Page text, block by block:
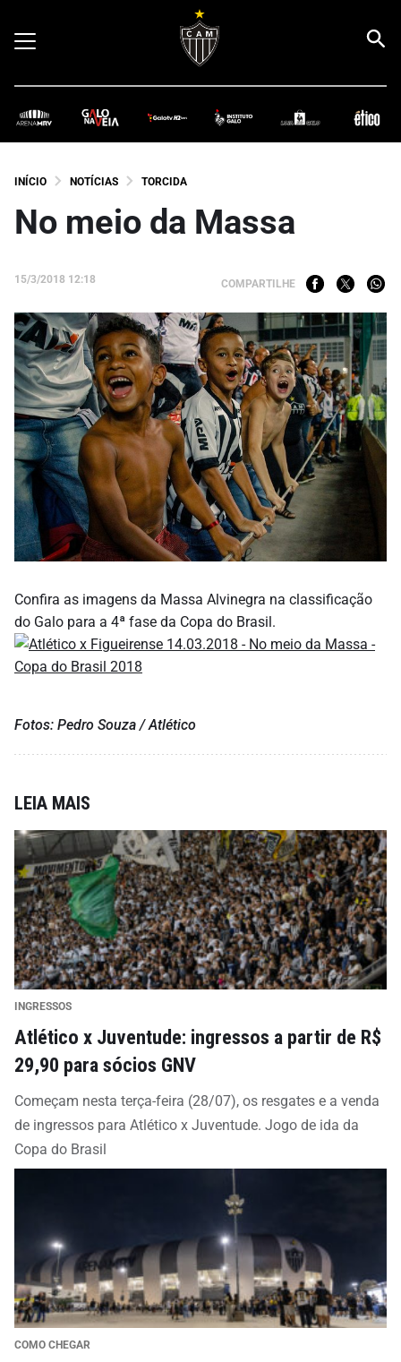
INÍCIO NOTÍCIAS TORCIDA
No meio da Massa
15/3/2018 12:18 COMPARTILHE
Confira as imagens da Massa Alvinegra na classificação
do Galo para a 4ª fase da Copa do Brasil.
Fotos: Pedro Souza / Atlético
LEIA MAIS
INGRESSOS
Atlético x Juventude: ingressos a partir de R$
29,90 para sócios GNV
Começam nesta terça-feira (28/07), os resgates e a venda
de ingressos para Atlético x Juventude. Jogo de ida da
Copa do Brasil
COMO CHEGAR